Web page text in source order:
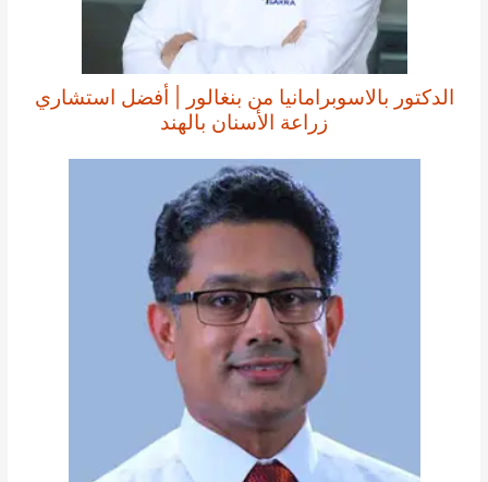
الدكتور بالاسوبرامانيا من بنغالور | أفضل استشاري
زراعة الأسنان بالهند